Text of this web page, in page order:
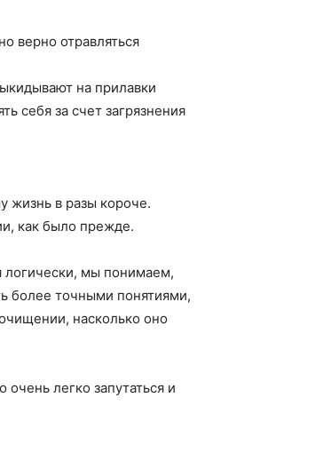
верно отравляться
на прилавки
себя за счет загрязнения
жизнь в разы короче.
как было прежде.
логически, мы понимаем,
более точными понятиями,
насколько оно
легко запутаться и